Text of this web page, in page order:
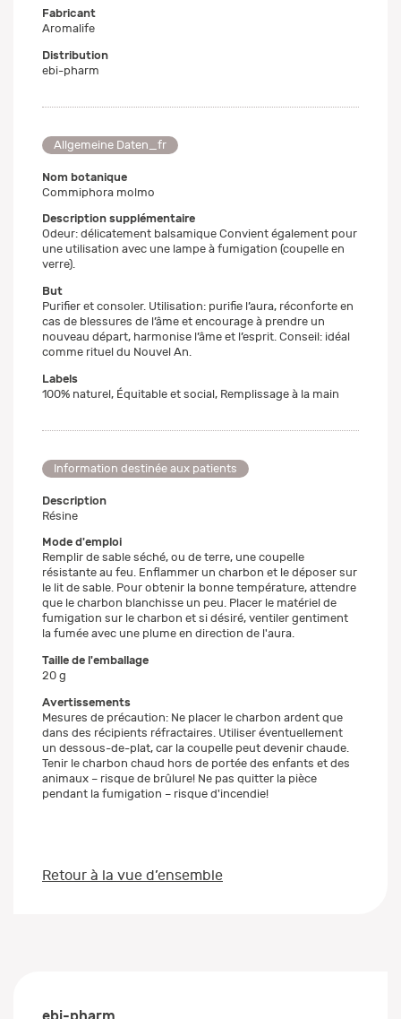
Fabricant
Aromalife
Distribution
ebi-pharm
Allgemeine Daten_fr
Nom botanique
Commiphora molmo
Description supplémentaire
Odeur: délicatement balsamique Convient également pour
une utilisation avec une lampe à fumigation (coupelle en
verre).
But
Purifier et consoler. Utilisation: purifie l’aura, réconforte en
cas de blessures de l’âme et encourage à prendre un
nouveau départ, harmonise l’âme et l’esprit. Conseil: idéal
comme rituel du Nouvel An.
Labels
100% naturel, Équitable et social, Remplissage à la main
Information destinée aux patients
Description
Résine
Mode d'emploi
Remplir de sable séché, ou de terre, une coupelle
résistante au feu. Enflammer un charbon et le déposer sur
le lit de sable. Pour obtenir la bonne température, attendre
que le charbon blanchisse un peu. Placer le matériel de
fumigation sur le charbon et si désiré, ventiler gentiment
la fumée avec une plume en direction de l'aura.
Taille de l'emballage
20 g
Avertissements
Mesures de précaution: Ne placer le charbon ardent que
dans des récipients réfractaires. Utiliser éventuellement
un dessous-de-plat, car la coupelle peut devenir chaude.
Tenir le charbon chaud hors de portée des enfants et des
animaux – risque de brûlure! Ne pas quitter la pièce
pendant la fumigation – risque d'incendie!
Retour à la vue d’ensemble